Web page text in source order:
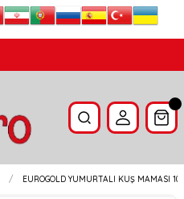
EUROGOLD YUMURTALI KUŞ MAMASI